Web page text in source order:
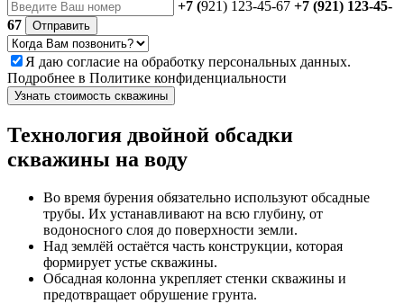
+7 (921) 123-45-67 +7 (921) 123-45-
67
Отправить
Я даю согласие на обработку персональных данных.
Подробнее в Политике конфиденциальности
Узнать стоимость скважины
Технология двойной обсадки
скважины на воду
Во время бурения обязательно используют обсадные
трубы. Их устанавливают на всю глубину, от
водоносного слоя до поверхности земли.
Над землёй остаётся часть конструкции, которая
формирует устье скважины.
Обсадная колонна укрепляет стенки скважины и
предотвращает обрушение грунта.